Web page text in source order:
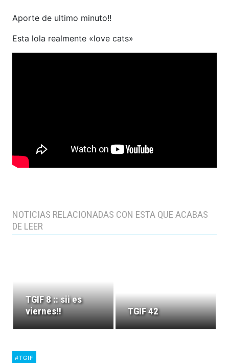
Aporte de ultimo minuto!!
Esta lola realmente «love cats»
NOTICIAS RELACIONADAS CON ESTA QUE ACABAS
DE LEER
TGIF 8 :: sii es
viernes!!
TGIF 42
#TGIF